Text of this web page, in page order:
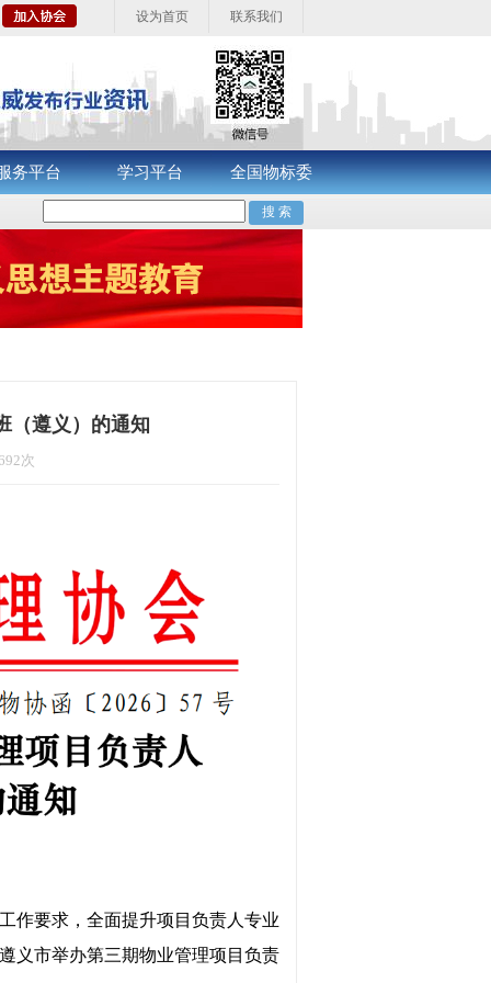
联系我们
设为首页
务平台 学习平台 全国物标委
（遵义）的通知
次
工作要求，全面提升项目 负责人专业
遵义市举办第三期物业管理项目 负责